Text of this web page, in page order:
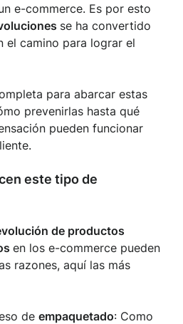
e-commerce. Es por esto
se ha convertido
el camino para lograr el
para abarcar estas
prevenirlas hasta qué
pueden funcionar
este tipo de
de productos
en los e-commerce pueden
razones, aquí las más
de empaquetado: Como